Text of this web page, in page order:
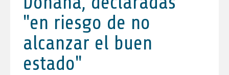
"en riesgo de no
alcanzar el buen
estado"